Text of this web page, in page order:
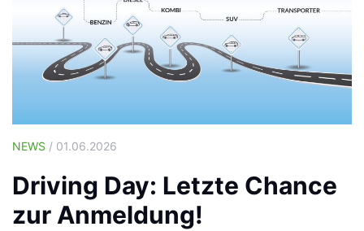
NEWS / 01.06.2026
Driving Day: Letzte Chance
zur Anmeldung!